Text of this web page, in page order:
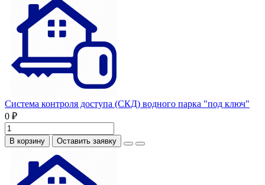
Система контроля доступа (СКД) водного парка "под ключ"
0 ₽
В корзину Оставить заявку